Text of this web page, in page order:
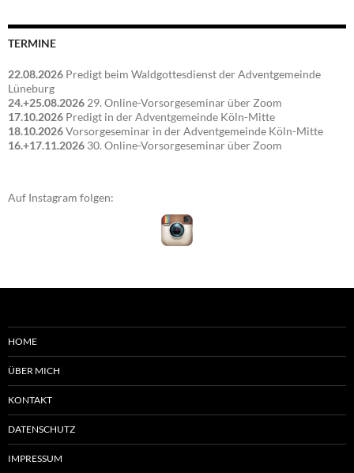
TERMINE
22.08.2026 Predigt beim Waldgottesdienst der Adventgemeinde
Lüneburg
24.+25.08.2026 29. Online-Vorsorgeseminar über Zoom
17.10.2026 Predigt in der Adventgemeinde Köln-Mitte
18.10.2026Vorsorgeseminar in der Adventgemeinde Köln-Mitte
16.+17.11.2026 30. Online-Vorsorgeseminar über Zoom
Auf Instagram folgen:
HOME
ÜBER MICH
KONTAKT
DATENSCHUTZ
IMPRESSUM